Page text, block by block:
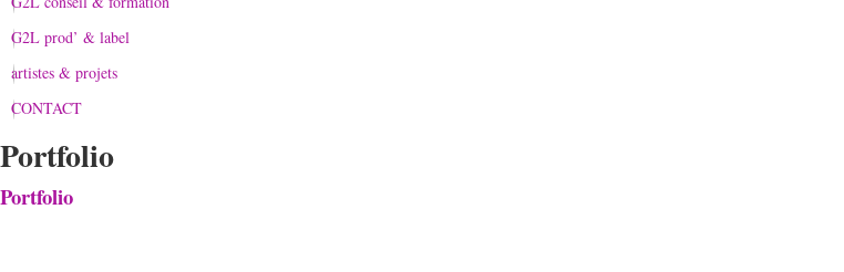
G2L prod’ & label
artistes & projets
CONTACT
Portfolio
Portfolio